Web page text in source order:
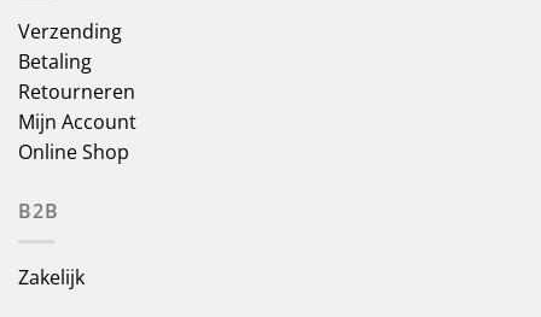
Verzending
Betaling
Retourneren
Mijn Account
Online Shop
B2B
Zakelijk